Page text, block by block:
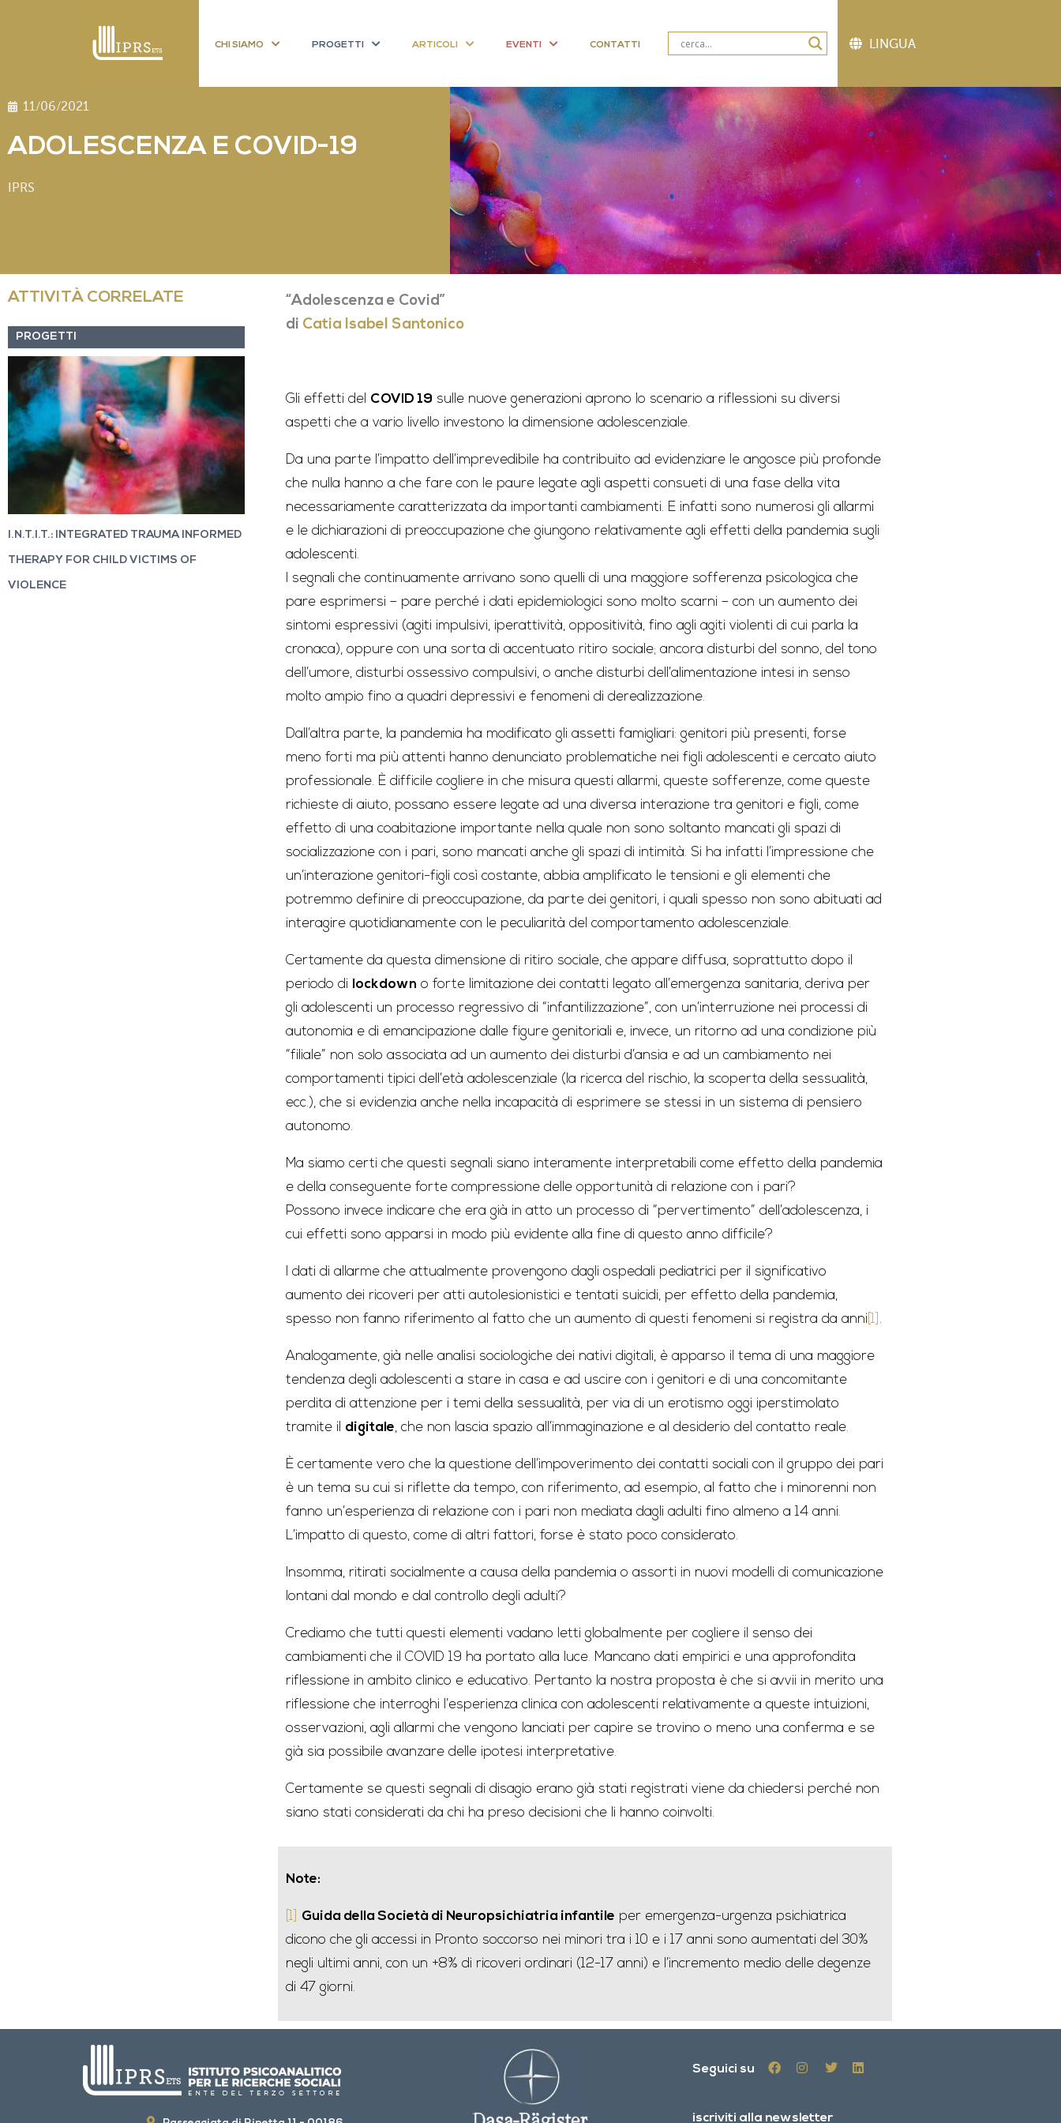
CHI SIAMO PROGETTI ARTICOLI EVENTI CONTATTI
11/06/2021
ADOLESCENZA E COVID-19
IPRS
ATTIVITÀ CORRELATE
PROGETTI
I.N.T.I.T.: INTEGRATED TRAUMA INFORMED
THERAPY FOR CHILD VICTIMS OF
VIOLENCE
“Adolescenza e Covid”
di Catia Isabel Santonico
Gli effetti del COVID 19 sulle nuove generazioni aprono lo scenario a riflessioni su diversi
aspetti che a vario livello investono la dimensione adolescenziale.
Da una parte l’impatto dell’imprevedibile ha contribuito ad evidenziare le angosce più profonde
che nulla hanno a che fare con le paure legate agli aspetti consueti di una fase della vita
necessariamente caratterizzata da importanti cambiamenti. E infatti sono numerosi gli allarmi
e le dichiarazioni di preoccupazione che giungono relativamente agli effetti della pandemia sugli
adolescenti.
I segnali che continuamente arrivano sono quelli di una maggiore sofferenza psicologica che
pare esprimersi – pare perché i dati epidemiologici sono molto scarni – con un aumento dei
sintomi espressivi (agiti impulsivi, iperattività, oppositività, fino agli agiti violenti di cui parla la
cronaca), oppure con una sorta di accentuato ritiro sociale; ancora disturbi del sonno, del tono
dell’umore, disturbi ossessivo compulsivi, o anche disturbi dell’alimentazione intesi in senso
molto ampio fino a quadri depressivi e fenomeni di derealizzazione.
Dall’altra parte, la pandemia ha modificato gli assetti famigliari: genitori più presenti, forse
meno forti ma più attenti hanno denunciato problematiche nei figli adolescenti e cercato aiuto
professionale. È difficile cogliere in che misura questi allarmi, queste sofferenze, come queste
richieste di aiuto, possano essere legate ad una diversa interazione tra genitori e figli, come
effetto di una coabitazione importante nella quale non sono soltanto mancati gli spazi di
socializzazione con i pari, sono mancati anche gli spazi di intimità. Si ha infatti l’impressione che
un’interazione genitori-figli così costante, abbia amplificato le tensioni e gli elementi che
potremmo definire di preoccupazione, da parte dei genitori, i quali spesso non sono abituati ad
interagire quotidianamente con le peculiarità del comportamento adolescenziale.
Certamente da questa dimensione di ritiro sociale, che appare diffusa, soprattutto dopo il
periodo di
lockdown o forte limitazione dei contatti legato all’emergenza sanitaria, deriva per
gli adolescenti un processo regressivo di “infantilizzazione”, con un’interruzione nei processi di
autonomia e di emancipazione dalle figure genitoriali e, invece, un ritorno ad una condizione più
“filiale” non solo associata ad un aumento dei disturbi d’ansia e ad un cambiamento nei
comportamenti tipici dell’età adolescenziale (la ricerca del rischio, la scoperta della sessualità,
ecc.), che si evidenzia anche nella incapacità di esprimere se stessi in un sistema di pensiero
autonomo.
Ma siamo certi che questi segnali siano interamente interpretabili come effetto della pandemia
e della conseguente forte compressione delle opportunità di relazione con i pari?
Possono invece indicare che era già in atto un processo di “pervertimento” dell’adolescenza, i
cui effetti sono apparsi in modo più evidente alla fine di questo anno difficile?
I dati di allarme che attualmente provengono dagli ospedali pediatrici per il significativo
aumento dei ricoveri per atti autolesionistici e tentati suicidi, per effetto della pandemia,
spesso non fanno riferimento al fatto che un aumento di questi fenomeni si registra da anni [1] .
Analogamente, già nelle analisi sociologiche dei nativi digitali, è apparso il tema di una maggiore
tendenza degli adolescenti a stare in casa e ad uscire con i genitori e di una concomitante
perdita di attenzione per i temi della sessualità, per via di un erotismo oggi iperstimolato
tramite il digitale, che non lascia spazio all’immaginazione e al desiderio del contatto reale.
È certamente vero che la questione dell’impoverimento dei contatti sociali con il gruppo dei pari
è un tema su cui si riflette da tempo, con riferimento, ad esempio, al fatto che i minorenni non
fanno un’esperienza di relazione con i pari non mediata dagli adulti fino almeno a 14 anni.
L’impatto di questo, come di altri fattori, forse è stato poco considerato.
Insomma, ritirati socialmente a causa della pandemia o assorti in nuovi modelli di comunicazione
lontani dal mondo e dal controllo degli adulti?
Crediamo che tutti questi elementi vadano letti globalmente per cogliere il senso dei
cambiamenti che il COVID 19 ha portato alla luce. Mancano dati empirici e una approfondita
riflessione in ambito clinico e educativo. Pertanto la nostra proposta è che si avvii in merito una
riflessione che interroghi l’esperienza clinica con adolescenti relativamente a queste intuizioni,
osservazioni, agli allarmi che vengono lanciati per capire se trovino o meno una conferma e se
già sia possibile avanzare delle ipotesi interpretative.
Certamente se questi segnali di disagio erano già stati registrati viene da chiedersi perché non
siano stati considerati da chi ha preso decisioni che li hanno coinvolti.
Note:
[1] Guida della Società di Neuropsichiatria infantile per emergenza-urgenza psichiatrica
dicono che gli accessi in Pronto soccorso nei minori tra i 10 e i 17 anni sono aumentati del 30%
negli ultimi anni, con un +8% di ricoveri ordinari (12-17 anni) e l’incremento medio delle degenze
di 47 giorni.
Seguici su
iscriviti alla newsletter